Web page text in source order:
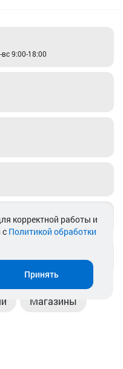
9:00-18:00
Магазины
корректной работы и
с Политикой обработки
Принять